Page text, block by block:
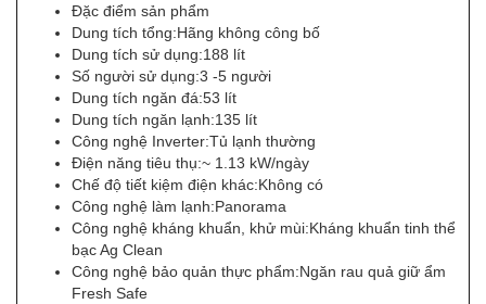
Đặc điểm sản phẩm
Dung tích tổng:Hãng không công bố
Dung tích sử dụng:188 lít
Số người sử dụng:3 -5 người
Dung tích ngăn đá:53 lít
Dung tích ngăn lạnh:135 lít
Công nghệ Inverter:Tủ lạnh thường
Điện năng tiêu thụ:~ 1.13 kW/ngày
Chế độ tiết kiệm điện khác:Không có
Công nghệ làm lạnh:Panorama
Công nghệ kháng khuẩn, khử mùi:Kháng khuẩn tinh thể
bạc Ag Clean
Công nghệ bảo quản thực phẩm:Ngăn rau quả giữ ẩm
Fresh Safe